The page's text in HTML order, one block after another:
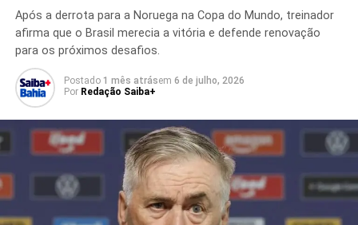
Após a derrota para a Noruega na Copa do Mundo, treinador
afirma que o Brasil merecia a vitória e defende renovação
para os próximos desafios.
Postado 1 mês atrásem 6 de julho, 2026
Por Redação Saiba+